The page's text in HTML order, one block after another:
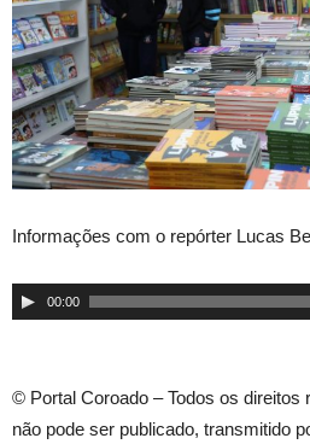
Informações com o repórter Lucas
Tocador
00:00
© Portal Coroado – Todos os direitos
não pode ser publicado, transmitido